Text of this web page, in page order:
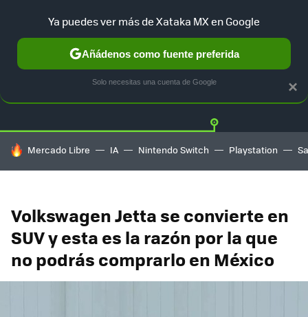
TESLA UBER AUTO ELECTRICO Twitter
HOY SE HABLA DE
Mercado Libre IA Nintendo Switch Playstation
Volkswagen Jetta se convierte en
SUV y esta es la razón por la que
no podrás comprarlo en México
×
Ya puedes ver más de Xataka MX en Google
Añádenos como fuente preferida
Solo necesitas una cuenta de Google